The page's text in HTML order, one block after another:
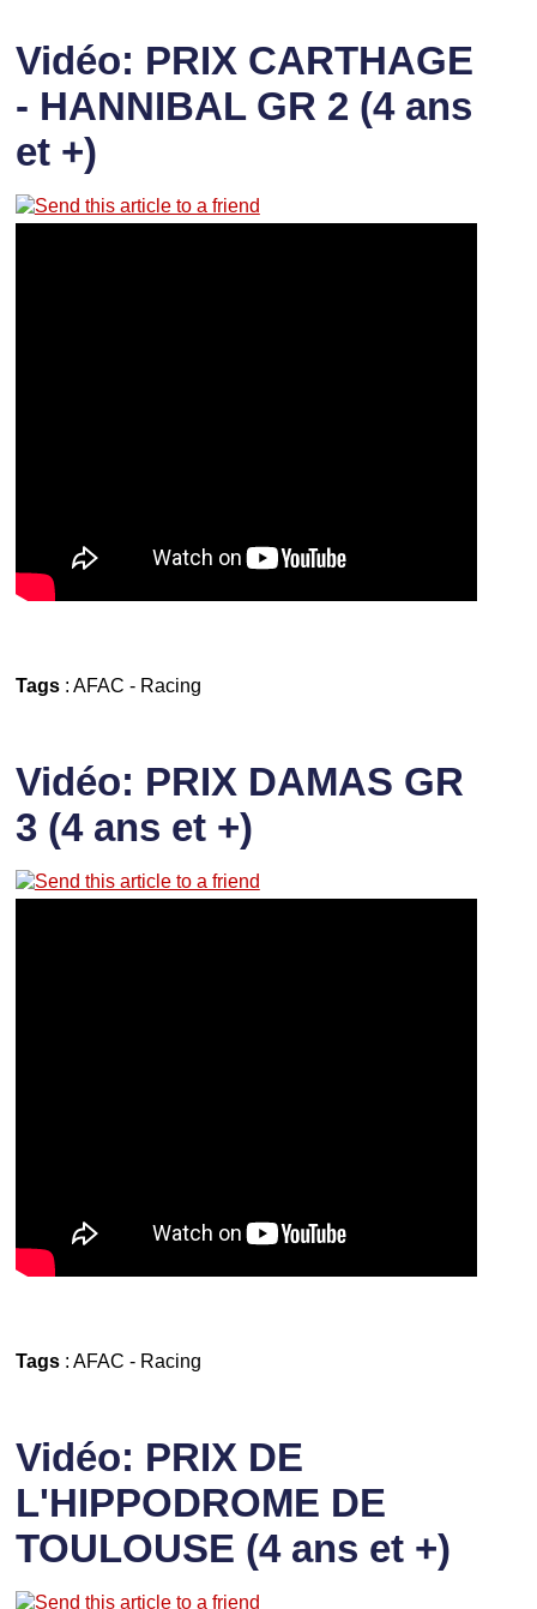
Vidéo: PRIX CARTHAGE
- HANNIBAL GR 2 (4 ans
et +)
Tags: AFAC - Racing
Vidéo: PRIX DAMAS GR
3 (4 ans et +)
Tags: AFAC - Racing
Vidéo: PRIX DE
L'HIPPODROME DE
TOULOUSE (4 ans et +)